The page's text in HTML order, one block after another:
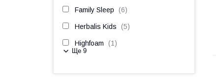
Family Sleep 6
Herbalis Kids 5
Highfoam 1
Ще 9